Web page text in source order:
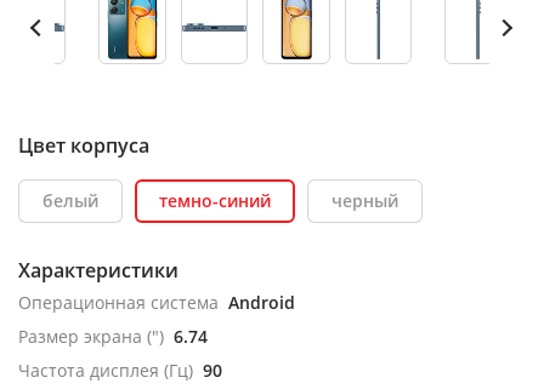
Цвет корпуса
белый темно-синий черный
Характеристики
Операционная система Android
Размер экрана (") 6.74
Частота дисплея (Гц) 90